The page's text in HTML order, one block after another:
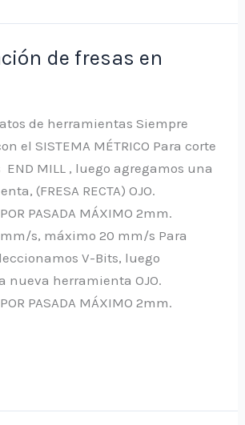
de fresas en
de herramientas Siempre
el SISTEMA MÉTRICO Para corte
MILL , luego agregamos una
(FRESA RECTA) OJO.
PASADA MÁXIMO 2mm.
mm/s, máximo 20 mm/s Para
V-Bits, luego
nueva herramienta OJO.
PASADA MÁXIMO 2mm.